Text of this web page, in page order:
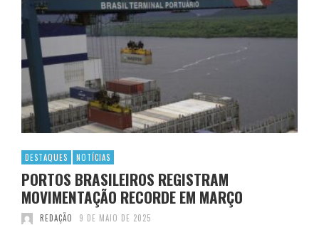
DESTAQUES NOTÍCIAS
PORTOS BRASILEIROS REGISTRAM
MOVIMENTAÇÃO RECORDE EM MARÇO
REDAÇÃO 9 DE MAIO DE 2025